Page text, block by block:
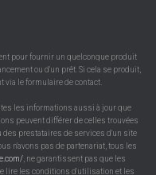
pour fournir un quelconque produit
ou d'un prêt. Si cela se produit,
le formulaire de contact.
les informations aussi à jour que
peuvent différer de celles trouvées
prestataires de services d'un site
n'avons pas de partenariat, tous les
, ne garantissent pas que les
lire les conditions d'utilisation et les